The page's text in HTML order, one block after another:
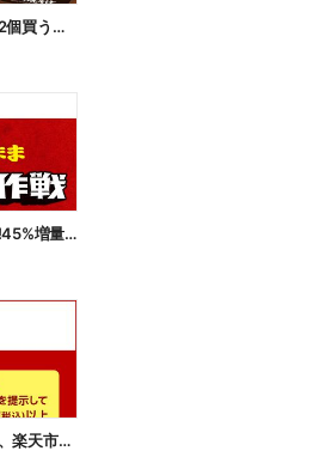
【おトク】対象の焼きそば2個買うと100円引き!
【おトク】お値段そのまま!45%増量作戦!
楽天ポイントカード提示で、楽天市場でのお買い物がおトクに!